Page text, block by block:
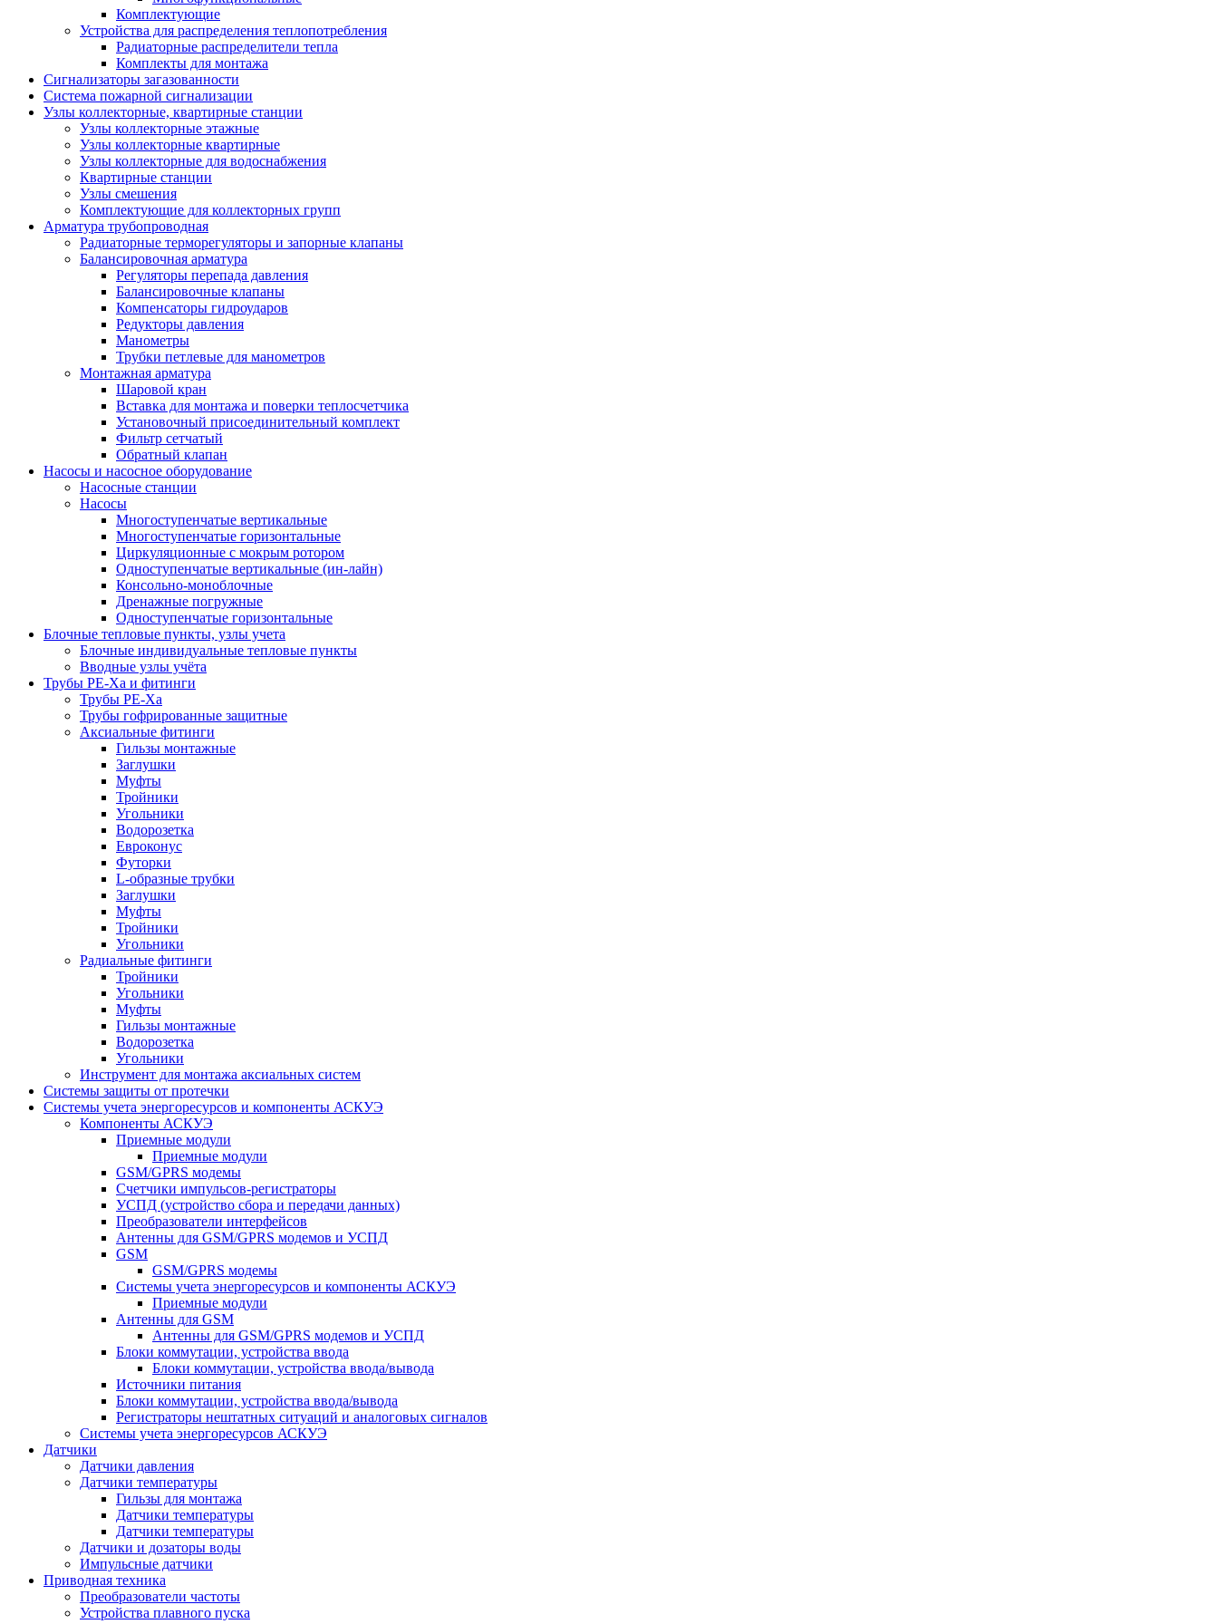
Комплектующие
Устройства для распределения теплопотребления
Радиаторные распределители тепла
Комплекты для монтажа
Сигнализаторы загазованности
Система пожарной сигнализации
Узлы коллекторные, квартирные станции
Узлы коллекторные этажные
Узлы коллекторные квартирные
Узлы коллекторные для водоснабжения
Квартирные станции
Узлы смешения
Комплектующие для коллекторных групп
Арматура трубопроводная
Радиаторные терморегуляторы и запорные клапаны
Балансировочная арматура
Регуляторы перепада давления
Балансировочные клапаны
Компенсаторы гидроударов
Редукторы давления
Манометры
Трубки петлевые для манометров
Монтажная арматура
Шаровой кран
Вставка для монтажа и поверки теплосчетчика
Установочный присоединительный комплект
Фильтр сетчатый
Обратный клапан
Насосы и насосное оборудование
Насосные станции
Насосы
Многоступенчатые вертикальные
Многоступенчатые горизонтальные
Циркуляционные с мокрым ротором
Одноступенчатые вертикальные (ин-лайн)
Консольно-моноблочные
Дренажные погружные
Одноступенчатые горизонтальные
Блочные тепловые пункты, узлы учета
Блочные индивидуальные тепловые пункты
Вводные узлы учёта
Трубы РЕ-Ха и фитинги
Трубы РЕ-Ха
Трубы гофрированные защитные
Аксиальные фитинги
Гильзы монтажные
Заглушки
Муфты
Тройники
Угольники
Водорозетка
Евроконус
Футорки
L-образные трубки
Заглушки
Муфты
Тройники
Угольники
Радиальные фитинги
Тройники
Угольники
Муфты
Гильзы монтажные
Водорозетка
Угольники
Инструмент для монтажа аксиальных систем
Системы защиты от протечки
Системы учета энергоресурсов и компоненты АСКУЭ
Компоненты АСКУЭ
Приемные модули
Приемные модули
GSM/GPRS модемы
Счетчики импульсов-регистраторы
УСПД (устройство сбора и передачи данных)
Преобразователи интерфейсов
Антенны для GSM/GPRS модемов и УСПД
GSM
GSM/GPRS модемы
Системы учета энергоресурсов и компоненты АСКУЭ
Приемные модули
Антенны для GSM
Антенны для GSM/GPRS модемов и УСПД
Блоки коммутации, устройства ввода
Блоки коммутации, устройства ввода/вывода
Источники питания
Блоки коммутации, устройства ввода/вывода
Регистраторы нештатных ситуаций и аналоговых сигналов
Системы учета энергоресурсов АСКУЭ
Датчики
Датчики давления
Датчики температуры
Гильзы для монтажа
Датчики температуры
Датчики температуры
Датчики и дозаторы воды
Импульсные датчики
Приводная техника
Преобразователи частоты
Устройства плавного пуска